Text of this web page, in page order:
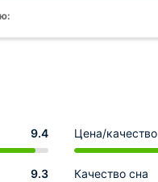
9.4 Цена/качество
9.3 Качество сна